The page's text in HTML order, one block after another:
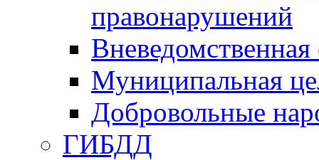
правонарушений
Вневедомственная
Муниципальная
Добровольные
ГИБДД